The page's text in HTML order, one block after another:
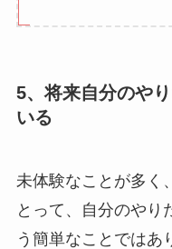
5、将来自分のや
いる
未体験なことが多く
とって、自分のやり
う簡単なことではあ